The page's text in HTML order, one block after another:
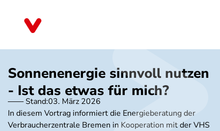
Sonnenenergie sinnvoll nutzen
- Ist das etwas für mich?
Stand:03. März 2026
In diesem Vortrag informiert die Energieberatung der
Verbraucherzentrale Bremen in Kooperation mit der VHS